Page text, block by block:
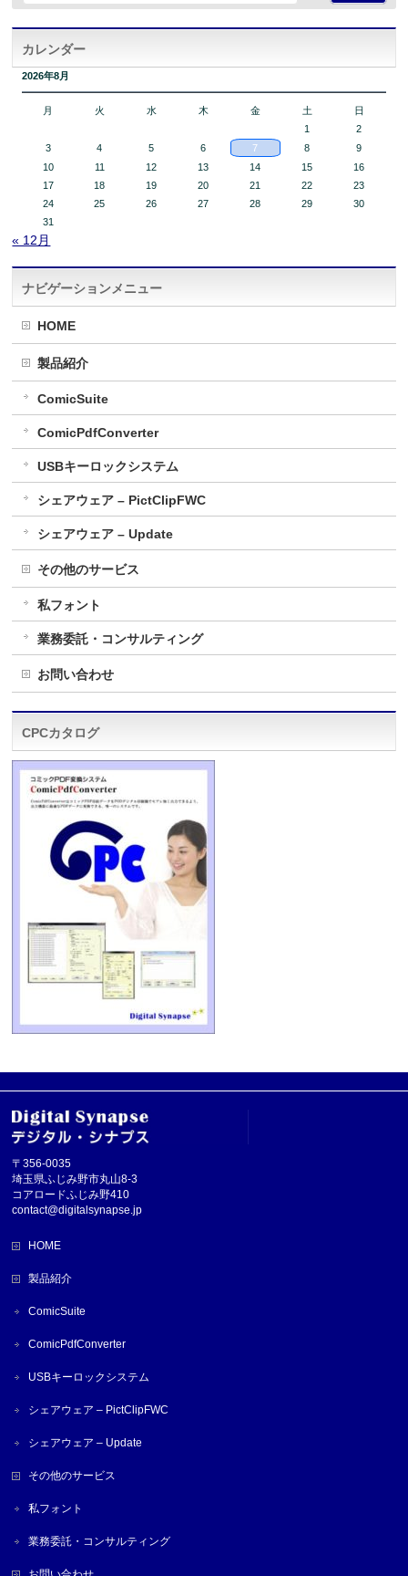
カレンダー
2026年8月
月 火 水 木 金 土
日
1
2
3
4 5 6 7 8
9
10
11 12 13 14 15
16
17
18 19 20 21 22
23
24
25 26 27 28 29
30
31
« 12月
ナビゲーションメニュー
HOME
製品紹介
ComicSuite
ComicPdfConverter
USBキーロックシステム
シェアウェア – PictClipFWC
シェアウェア – Update
その他のサービス
私フォント
業務委託・コンサルティング
お問い合わせ
CPCカタログ
〒356-0035
埼玉県ふじみ野市丸山8-3
コアロードふじみ野410
contact@digitalsynapse.jp
HOME
製品紹介
ComicSuite
ComicPdfConverter
USBキーロックシステム
シェアウェア – PictClipFWC
シェアウェア – Update
その他のサービス
私フォント
業務委託・コンサルティング